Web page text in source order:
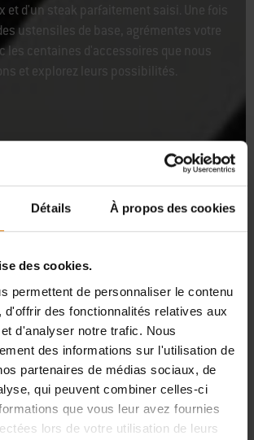
Détails À propos des cookies
des cookies.
permettent de personnaliser le contenu
d'offrir des fonctionnalités relatives aux
d'analyser notre trafic. Nous
des informations sur l'utilisation de
partenaires de médias sociaux, de
qui peuvent combiner celles-ci
que vous leur avez fournies
lors de votre utilisation de leurs
et d'un steak parfaitement saisi. Une fois
ustensiles de base, agrémentes votre
les centaines d'accessoires que nous
et explorez leurs possibilités.